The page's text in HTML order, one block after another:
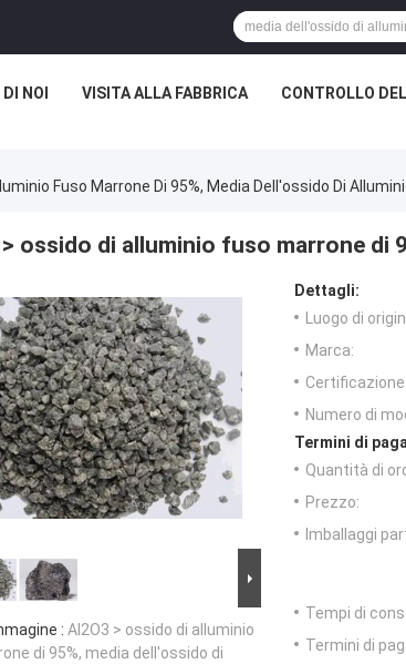
NOI VISITA ALLA FABBRICA CONTROLLO
Fuso Marrone Di 95%, Media Dell'ossido Di
ossido di alluminio fuso marrone di
: Al2O3 > ossido di alluminio
di 95%, media dell'ossido di
Dettagli:
Luogo di
Marca:
Certificazione:
Numero di
Termini di
Quantità di
Prezzo:
Imballaggi
Tempi di
Termini di